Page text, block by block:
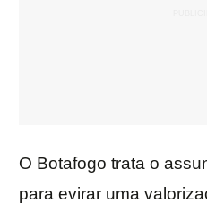
O Botafogo trata o
para evirar uma